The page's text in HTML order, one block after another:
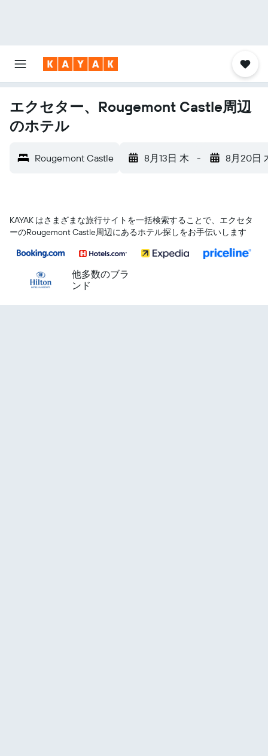
エクセター、Rougemont Castle周辺
のホテル
Rougemont Castle 8月13日 木 - 8月20日
KAYAK はさまざまな旅行サイトを一括検索することで、エクセタ
ー​のRougemont Castle​周辺にあるホテル探しをお手伝いします
他多数のブラ
ンド